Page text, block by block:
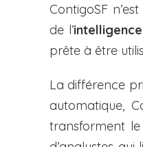
ContigoSF
de l’
prête à être
La différence
automatique,
transforment